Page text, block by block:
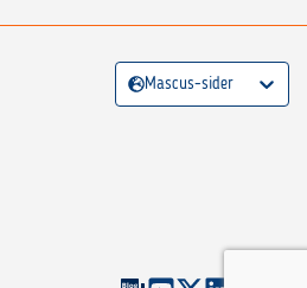
Mascus-sider